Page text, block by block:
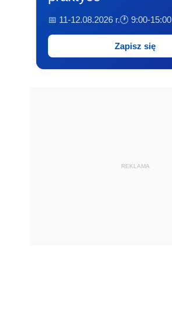
📅 11-12.08.2026 r.🕐 9:00-15:00
Zapisz się
REKLAMA